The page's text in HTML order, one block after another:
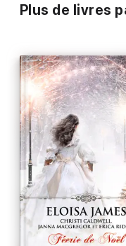
Plus de livres